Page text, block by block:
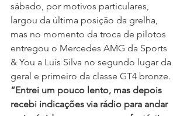
sábado, por motivos particulares,
largou da última posição da grelha,
mas no momento da troca de pilotos
entregou o Mercedes AMG da Sports
& You a Luís Silva no segundo lugar da
geral e primeiro da classe GT4 bronze.
“Entrei um pouco lento, mas depois
recebi indicações via rádio para andar